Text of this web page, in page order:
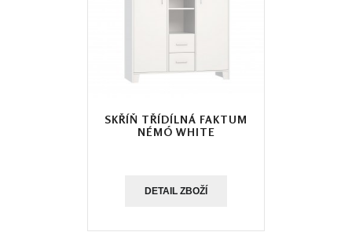
SKŘÍŇ TŘÍDÍLNÁ FAKTUM
NÉMÓ WHITE
DETAIL ZBOŽÍ